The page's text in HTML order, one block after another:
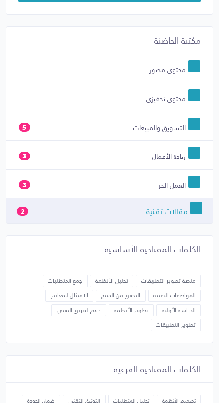
مكتبة الحاضنة
محتوى مصور
محتوى تحفيزي
التسويق والمبيعات 5
ريادة الأعمال 3
العمل الحر 3
مقالات تقنية 2
الكلمات المفتاحية الأساسية
منصة تطوير التطبيقات تحليل الأنظمة
جمع المتطلبات
المواصفات التقنية
التحقق من المنتج
الامتثال للمعايير
الدراسة الأولية
تطوير الأنظمة
دعم الفريق التقني
تطوير التطبيقات
الكلمات المفتاحية الفرعية
تصميم الأنظمة تحليل المتطلبات التوثيق التقني ضمان الجودة